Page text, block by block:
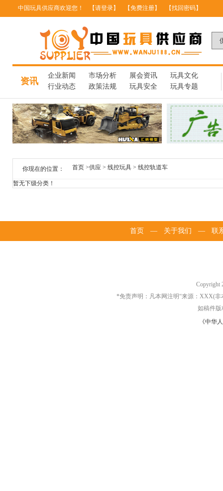
中国玩具供应商欢迎您！ 【请登录】 【免费注册】 【找回密码】
资讯
企业新闻 市场分析 展会资讯
玩具文化
行业动态
政策法规 玩具安全 玩具专题
你现在的位置： 首页 >供应 > 线控玩具 > 线控轨道车
暂无下级分类！
首页 — 关于我们 — 联
Copyright
*免责声明：凡本网注明“来源：XXX(
如稿件版
《中华